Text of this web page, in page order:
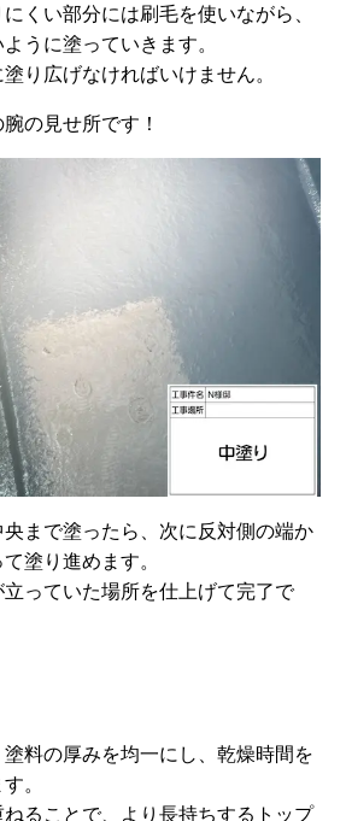
くい部分には刷毛を使いながら、
うに塗っていきます。
り広げなければいけません。
の見せ所です！
央まで塗ったら、次に反対側の端か
塗り進めます。
っていた場所を仕上げて完了で
塗料の厚みを均一にし、乾燥時間を
。
ることで、より長持ちするトップ